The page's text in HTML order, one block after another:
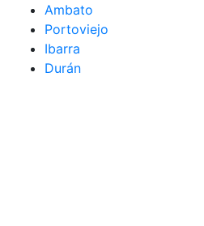
Ambato
Portoviejo
Ibarra
Durán